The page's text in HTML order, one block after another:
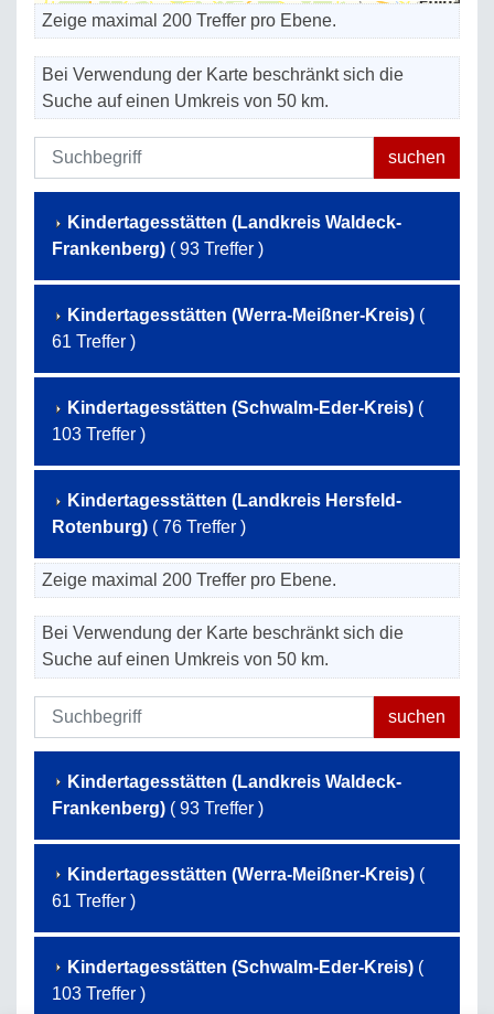
Zeige maximal 200 Treffer pro Ebene.
Bei Verwendung der Karte beschränkt sich die
Suche auf einen Umkreis von 50 km.
Kindertagesstätten (Landkreis Waldeck-
Frankenberg) ( 93 Treffer )
Kindertagesstätten (Werra-Meißner-Kreis) (
61 Treffer )
Kindertagesstätten (Schwalm-Eder-Kreis) (
103 Treffer )
Kindertagesstätten (Landkreis Hersfeld-
Rotenburg) ( 76 Treffer )
Zeige maximal 200 Treffer pro Ebene.
Bei Verwendung der Karte beschränkt sich die
Suche auf einen Umkreis von 50 km.
Kindertagesstätten (Landkreis Waldeck-
Frankenberg) ( 93 Treffer )
Kindertagesstätten (Werra-Meißner-Kreis) (
61 Treffer )
Kindertagesstätten (Schwalm-Eder-Kreis) (
103 Treffer )